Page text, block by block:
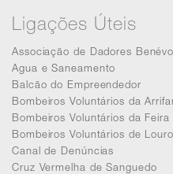
Ligações Úteis
Associação de Dadores
Agua e Saneamento
Balcão do Empreendedor
Bombeiros Voluntários da
Bombeiros Voluntários da Feira
Bombeiros Voluntários de
Canal de Denúncias
Cruz Vermelha de Sanguedo